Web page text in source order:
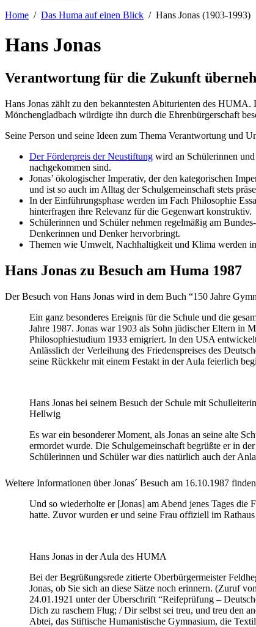
Home
Das Huma auf einen Blick Hans Jonas (1903-1993)
Hans Jonas
Verantwortung für die Zukunft
Hans Jonas zählt zu den bekanntesten Abiturienten des
Mönchengladbach würdigte ihn durch die Ehrenbürgerschaft
Seine Person und seine Ideen zum Thema Verantwortung und
Der Förderpreis der Neustiftung wird an Schülerinnen
nachgekommen sind.
Jonas’ ökologischer Imperativ, der den kategorischen
und ist so auch im Alltag der Schulgemeinschaft stets
In der Einführungsphase werden im Fach Philosophie
hinterfragen ihre Relevanz für die Gegenwart konstruktiv.
Schülerinnen und Schüler nehmen regelmäßig am
Denkerinnen und Denker hervorbringt.
Themen wie Umwelt, Nachhaltigkeit und Klima werden
Hans Jonas zu Besuch am Huma 1987
Der Besuch von Hans Jonas wird in dem Buch “150 Jahre
Ein ganz besonderes Ereignis für die Schule und die
Jahre 1987. Jonas war 1903 als Sohn jüdischer Eltern in
Philosophiestudium 1933 emigriert. In den USA
Anlässlich der Verleihung des Friedenspreises des
seine Rückkehr mit einem Festakt in der Aula feierlich
Hans Jonas bei seinem Besuch der Schule mit
Hellwig
Es war ein besonderer Moment, als Jonas an seine alte
ermordet wurde. Die Schulgemeinschaft begrüßte er in
Schülerinnen und Schüler war dies natürlich auch der
Weitere Informationen über Jonas´ Besuch am 16.10.1987
Und so wiederholte er [Jonas] am Abend jenes Tages
hatte. Zuvor wurden er und seine Frau offiziell im
Hans Jonas in der Aula des HUMA
Bei der Begrüßungsrede zitierte Oberbürgermeister
Jonas, ob Sie sich an diese Sätze noch erinnern. (Zuruf
24.01.1921 unter der Überschrift “Reifeprüfung –
Dich zu raschem Flug; / Dir selbst sei treu, und treu den
Abtei, das Stiftische Humanistische Gymnasium, die